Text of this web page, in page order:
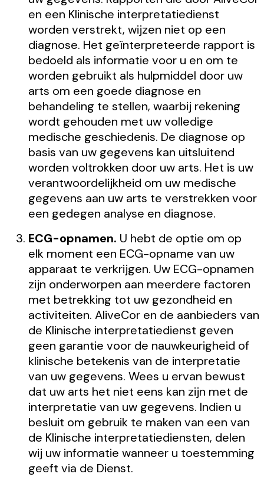
en een Klinische interpretatiedienst
worden verstrekt, wijzen niet op een
diagnose. Het geïnterpreteerde rapport is
bedoeld als informatie voor u en om te
worden gebruikt als hulpmiddel door uw
arts om een goede diagnose en
behandeling te stellen, waarbij rekening
wordt gehouden met uw volledige
medische geschiedenis. De diagnose op
basis van uw gegevens kan uitsluitend
worden voltrokken door uw arts. Het is uw
verantwoordelijkheid om uw medische
gegevens aan uw arts te verstrekken voor
een gedegen analyse en diagnose.
ECG-opnamen. U hebt de optie om op
elk moment een ECG-opname van uw
apparaat te verkrijgen. Uw ECG-opnamen
zijn onderworpen aan meerdere factoren
met betrekking tot uw gezondheid en
activiteiten. AliveCor en de aanbieders van
de Klinische interpretatiedienst geven
geen garantie voor de nauwkeurigheid of
klinische betekenis van de interpretatie
van uw gegevens. Wees u ervan bewust
dat uw arts het niet eens kan zijn met de
interpretatie van uw gegevens. Indien u
besluit om gebruik te maken van een van
de Klinische interpretatiediensten, delen
wij uw informatie wanneer u toestemming
geeft via de Dienst.